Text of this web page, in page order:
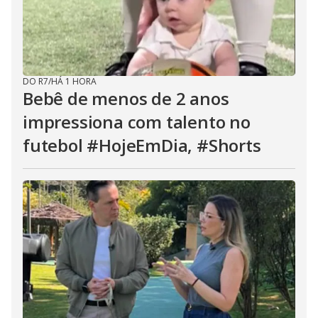
DO R7/HÁ 1 HORA
Bebê de menos de 2 anos
impressiona com talento no
futebol #HojeEmDia, #Shorts